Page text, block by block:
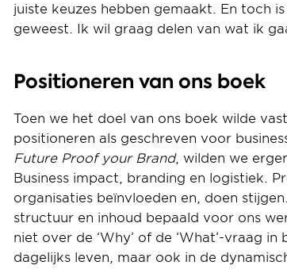
juiste keuzes hebben gemaakt. En toch
geweest. Ik wil graag delen van wat ik
Positioneren van ons boek
Toen we het doel van ons boek wilde
Future Proof your Brand, wilden we
Business impact, branding en logistiek.
organisaties beïnvloeden en, doen
structuur en inhoud bepaald voor ons
niet over de ‘Why’ of de ‘What’-vraag
dagelijks leven, maar ook in de